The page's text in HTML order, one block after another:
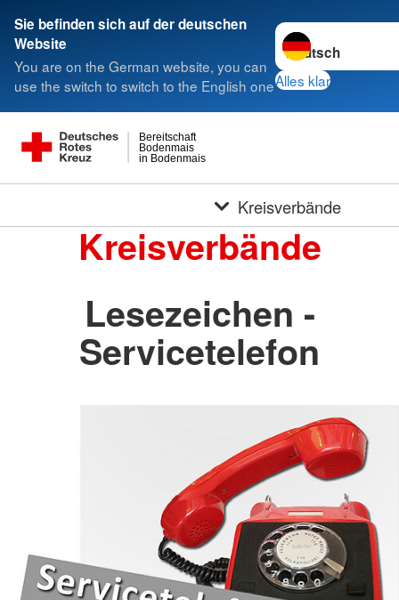
Sie befinden sich auf der deutschen
Website
You are on the German website, you can
use the switch to switch to the English one
Sprache wechseln
Alles klar
in Bodenmais
Bodenmais
Bereitschaft
Kreisverbände
Kreisverbände
Lesezeichen -
Servicetelefon